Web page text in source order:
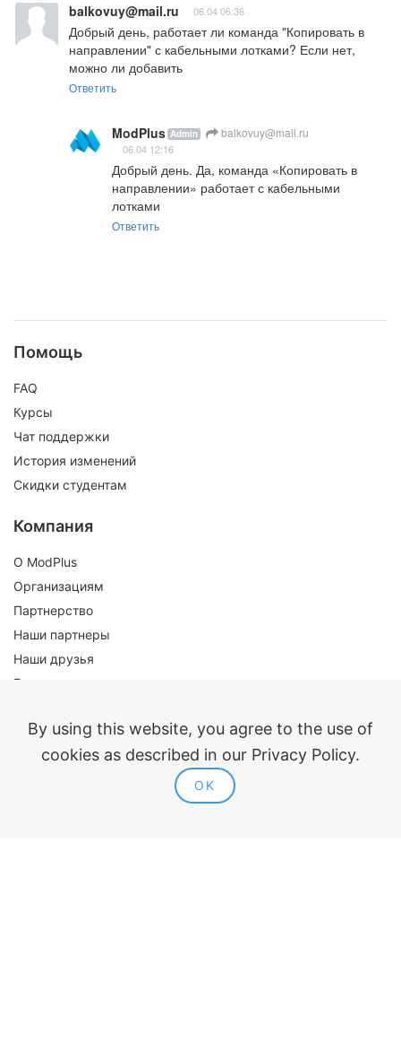
balkovuy@mail.ru 06.04 06:36
Добрый день, работает ли команда "Копировать в
направлении" с кабельными лотками? Если нет,
можно ли добавить
Ответить
ModPlus Admin balkovuy@mail.ru
06.04 12:16
Добрый день. Да, команда «Копировать в
направлении» работает с кабельными
лотками
Ответить
Помощь
FAQ
Курсы
Чат поддержки
История изменений
Скидки студентам
Компания
О ModPlus
Организациям
Партнерство
Наши партнеры
Наши друзья
Блог
Плагины
AutoCAD
By using this website, you agree to the use of
cookies as described in our Privacy Policy.
OK